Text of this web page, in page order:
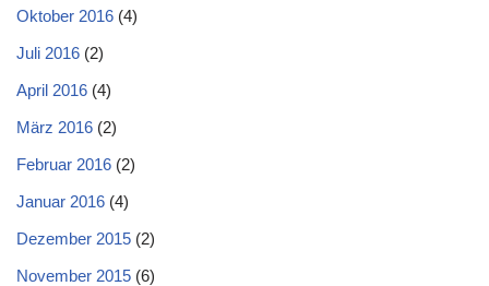
Oktober 2016 (4)
Juli 2016 (2)
April 2016 (4)
März 2016 (2)
Februar 2016 (2)
Januar 2016 (4)
Dezember 2015 (2)
November 2015 (6)